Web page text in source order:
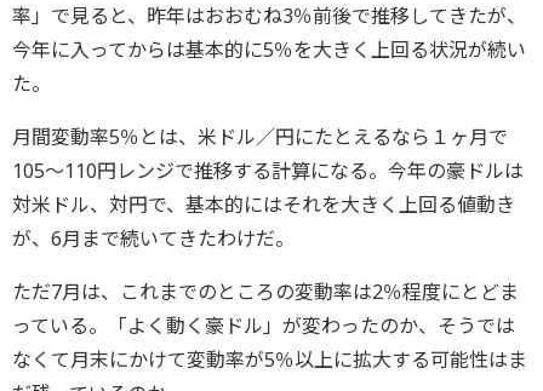
率」で見ると、昨年はおおむね3％前後で推移してきたが、
今年に入ってからは基本的に5％を大きく上回る状況が続い
た。
月間変動率5％とは、米ドル／円にたとえるなら１ヶ月で
105～110円レンジで推移する計算になる。今年の豪ドルは
対米ドル、対円で、基本的にはそれを大きく上回る値動き
が、6月まで続いてきたわけだ。
ただ7月は、これまでのところの変動率は2％程度にとどま
っている。「よく動く豪ドル」が変わったのか、そうでは
なくて月末にかけて変動率が5％以上に拡大する可能性はま